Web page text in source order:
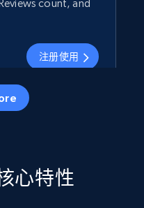
count, and
注册使用
count, and
心特性